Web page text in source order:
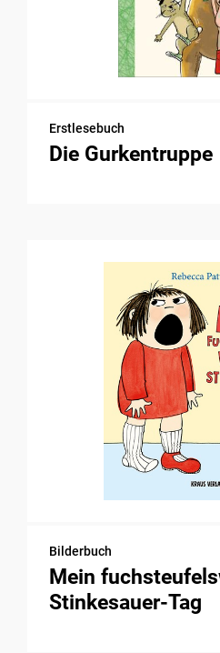
Erstlesebuch
Die Gurkentruppe
Bilderbuch
Mein
Stinkesauer-Tag